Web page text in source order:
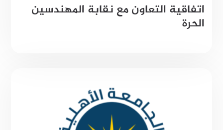
اتفاقية التعاون مع نقابة المهندسين
الحرة